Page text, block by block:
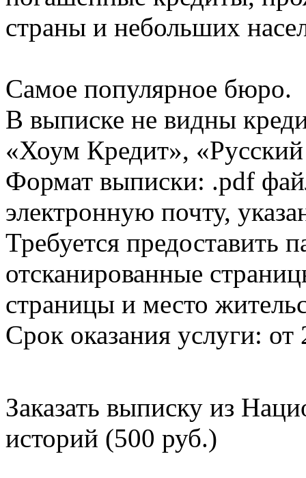
страны и небольших
Самое популярное бюро.
В выписке не видны
«Хоум Кредит»,
Формат выписки: .pdf
электронную почту,
Требуется предоставить
отсканированные
страницы и место
Срок оказания услуги: от
Заказать выписку из
историй (500 руб.)